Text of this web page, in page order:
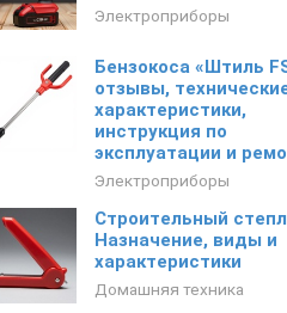
Электроприборы
Бензокоса «Штиль
отзывы,
характеристики,
инструкция по
эксплуатации и
Электроприборы
Строительный
Назначение, виды и
характеристики
Домашняя техника